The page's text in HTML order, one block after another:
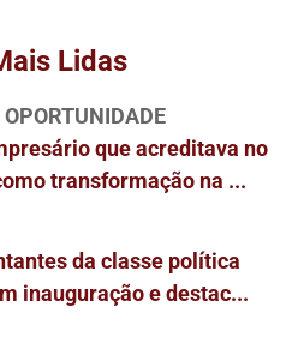
Lidas
OPORTUNIDADE
que acreditava no
transformação na ...
da classe política
inauguração e destac...